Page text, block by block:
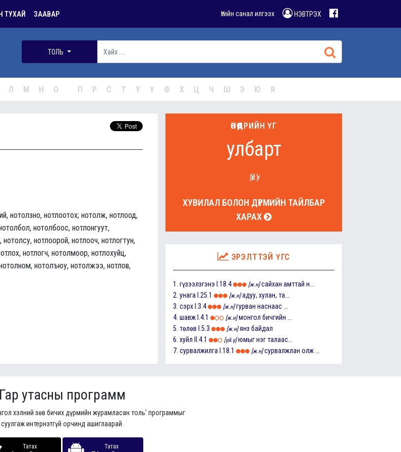
ТУХАЙ ЗААВАР Үгийн санал илгээх НЭВТРЭХ
ТОЛЬ
Л М Н О П Р С Т У Ү Ф Х Ц Ч Ш Э Ю Я
нотолзно, нотлоотох; нотолж, нотлоод,
нотолбоос, нотлонгуут,
нотлоорой, нотлооч, нотлогтун,
нотлогч, нотолмоор, нотлохуйц,
нотолъюу, нотолжээ, нотлов,
ӨНӨӨДРИЙН ҮГ
улбарт
[ҮЙ.Ү]
ХУВИЛАЛ БОЛОН ДҮРМИЙН ТАЙЛБАР
ХАРАХ
ЭРЭЛТТЭЙ ҮГС
1. гүзээлзгэнэ I.18.4 [ж.н] сайхан амттай н...
2. унага I.25.1 [ж.н] адуу, хулан, та...
3. сэрх I.3.4 [ж.н] гурван наснаас ...
4. шавж I.4.1 [ж.н] монгол бичгийн ...
5. төлөв I.5.3 [ж.н] янз байдал
6. хуйл II.4.1 [үй.ү] юмыг нэг талаас...
7. сурвалжилга I.18.1 [ж.н] сурвалжлан олж ...
Гар утасны программ
хэлний зөв бичих дүрмийн журамласан толь’ программыг
суулгаж интернэтгүй орчинд ашиглаарай.
Татах Татах